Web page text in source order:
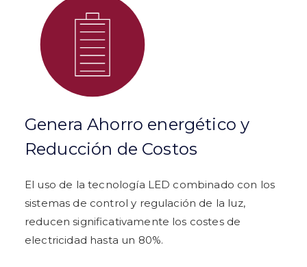
Genera Ahorro energético y
Reducción de Costos
El uso de la tecnología LED combinado con los
sistemas de control y regulación de la luz,
reducen significativamente los costes de
electricidad hasta un 80%.